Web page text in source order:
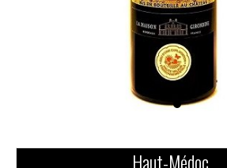
Haut-Médoc